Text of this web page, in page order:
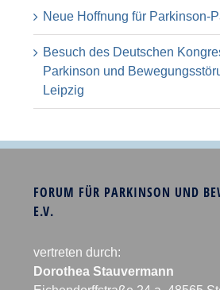
Neue Hoffnung für Parkinson-
Besuch des Deutschen
Parkinson und
Leipzig
FORUM FÜR PARKINSON UND
E.V.
vertreten durch:
Dorothea Stauvermann